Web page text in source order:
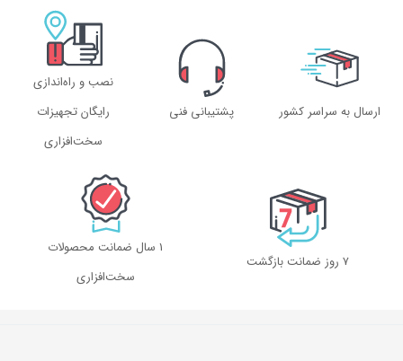
ارسال به سراسر کشور پشتیبانی فنی
نصب و راه‌اندازی
رایگان تجهیزات
سخت‌افزاری
۷ روز ضمانت بازگشت
1 سال ضمانت محصولات
سخت‌افزاری